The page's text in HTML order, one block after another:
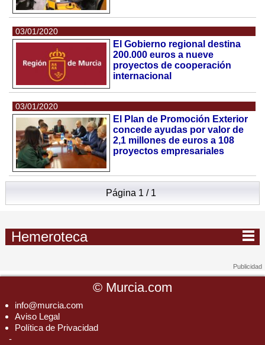
03/01/2020
El Gobierno regional destina
200.000 euros a nueve
proyectos de cooperación
internacional
03/01/2020
El Plan de Promoción Exterior
concede ayudas por valor de
2,1 millones de euros a 108
proyectos empresariales
Página 1 / 1
Hemeroteca
© Murcia.com
info@murcia.com
Aviso Legal
Política de Privacidad
-